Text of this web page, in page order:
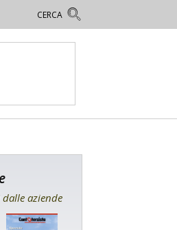
aziende